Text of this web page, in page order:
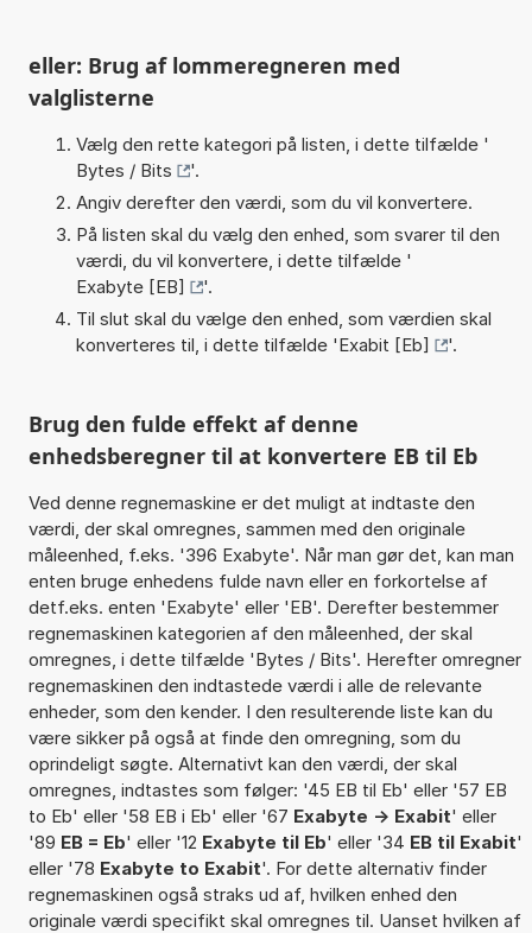
eller: Brug af lommeregneren med
valglisterne
Vælg den rette kategori på listen, i dette tilfælde '
Bytes / Bits
'.
Angiv derefter den værdi, som du vil konvertere.
På listen skal du vælg den enhed, som svarer til den
værdi, du vil konvertere, i dette tilfælde '
Exabyte [EB]
'.
Til slut skal du vælge den enhed, som værdien skal
konverteres til, i dette tilfælde 'Exabit [Eb] '.
Brug den fulde effekt af denne
enhedsberegner til at konvertere EB til Eb
Ved denne regnemaskine er det muligt at indtaste den
værdi, der skal omregnes, sammen med den originale
måleenhed, f.eks. '396 Exabyte'. Når man gør det, kan man
enten bruge enhedens fulde navn eller en forkortelse af
detf.eks. enten 'Exabyte' eller 'EB'. Derefter bestemmer
regnemaskinen kategorien af den måleenhed, der skal
omregnes, i dette tilfælde 'Bytes / Bits'. Herefter omregner
regnemaskinen den indtastede værdi i alle de relevante
enheder, som den kender. I den resulterende liste kan du
være sikker på også at finde den omregning, som du
oprindeligt søgte. Alternativt kan den værdi, der skal
omregnes, indtastes som følger: '45 EB til Eb' eller '57 EB
to Eb' eller '58 EB i Eb' eller '67 Exabyte -> Exabit' eller
'89 EB = Eb' eller '12 Exabyte til Eb' eller '34 EB til Exabit'
eller '78 Exabyte to Exabit'. For dette alternativ finder
regnemaskinen også straks ud af, hvilken enhed den
originale værdi specifikt skal omregnes til. Uanset hvilken af